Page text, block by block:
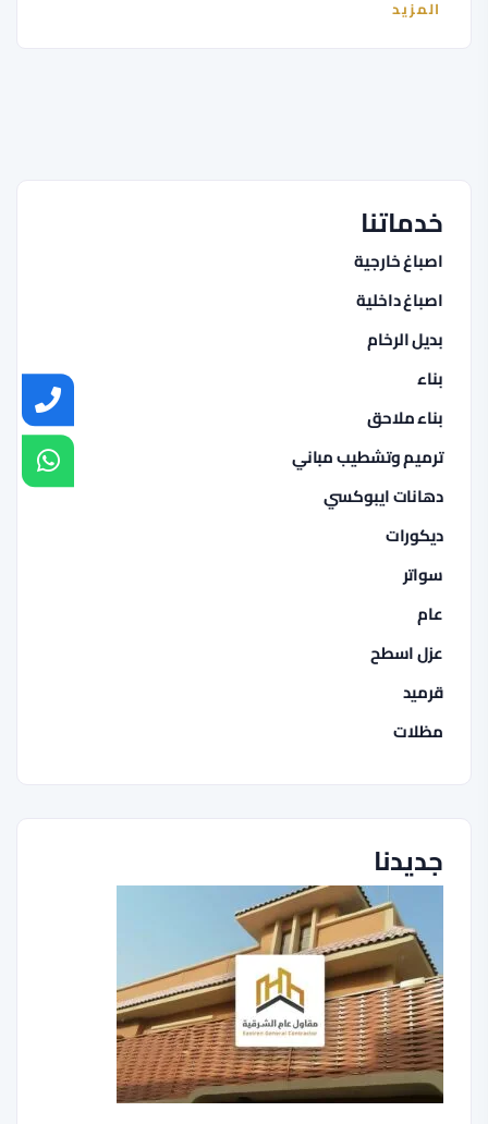
المزيد
خدماتنا
اصباغ خارجية
اصباغ داخلية
بديل الرخام
بناء
بناء ملاحق
ترميم وتشطيب مباني
دهانات ايبوكسي
ديكورات
سواتر
عام
عزل اسطح
قرميد
مظلات
جديدنا